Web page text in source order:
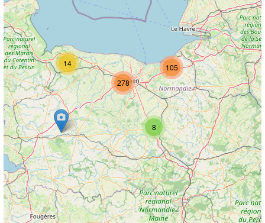
14
8
105
278